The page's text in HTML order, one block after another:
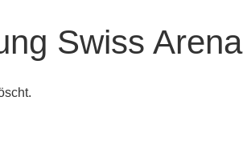
Swiss Arena